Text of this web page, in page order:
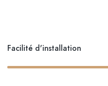
Facilité d'installation